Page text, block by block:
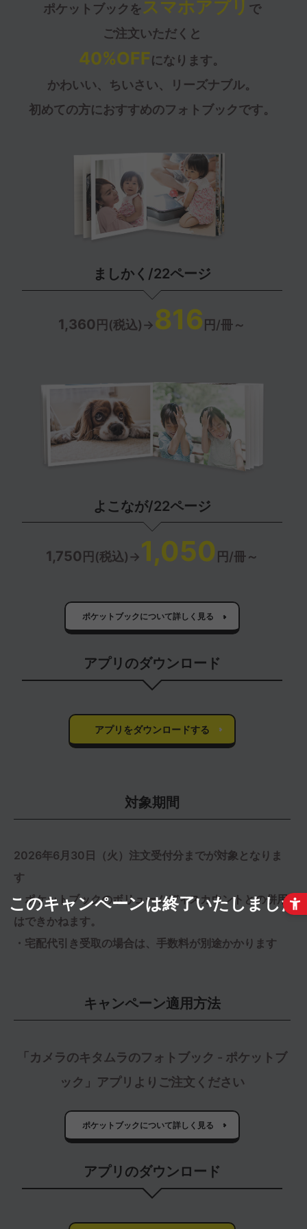
このキャンペーンは終了いたしました
ポケットブックをスマホアプリ で
ご注文いただくと
40%OFFになります。
かわいい、ちいさい、リーズナブル。
初めての方におすすめのフォトブックです。
ましかく/22ページ
1,360 円(税込)→816 円/冊～
よこなが/22ページ
1,750 円(税込)→1,050 円/冊～
ポケットブックについて詳しく見る
アプリのダウンロード
アプリをダウンロードする
対象期間
2026年6月30日（火）注文受付分までが対象となりま
す
・ポケットブックのボリュームディスカウントとの併用
はできかねます。
・宅配代引き受取の場合は、手数料が別途かかります
キャンペーン適用方法
「カメラのキタムラのフォトブック - ポケットブ
ック」アプリよりご注文ください
ポケットブックについて詳しく見る
アプリのダウンロード